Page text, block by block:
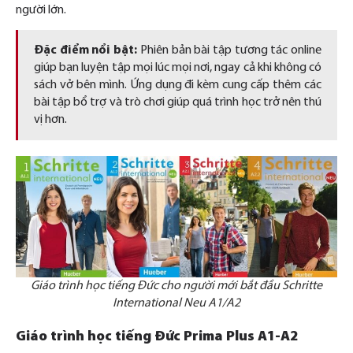
người lớn.
Đặc điểm nổi bật: Phiên bản bài tập tương tác online
giúp bạn luyện tập mọi lúc mọi nơi, ngay cả khi không có
sách vở bên mình. Ứng dụng đi kèm cung cấp thêm các
bài tập bổ trợ và trò chơi giúp quá trình học trở nên thú
vị hơn.
Giáo trình học tiếng Đức cho người mới bắt đầu Schritte
International Neu A1/A2
Giáo trình học tiếng Đức Prima Plus A1-A2